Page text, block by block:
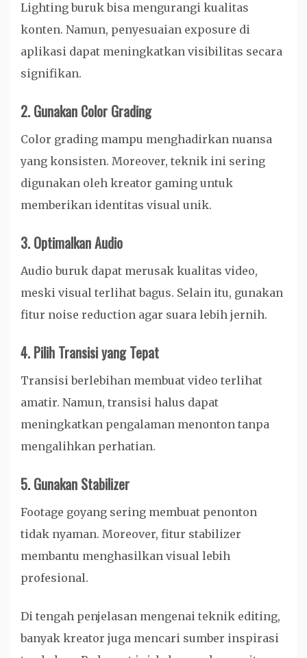
Lighting buruk bisa mengurangi kualitas
konten. Namun, penyesuaian exposure di
aplikasi dapat meningkatkan visibilitas secara
signifikan.
2. Gunakan Color Grading
Color grading mampu menghadirkan nuansa
yang konsisten. Moreover, teknik ini sering
digunakan oleh kreator gaming untuk
memberikan identitas visual unik.
3. Optimalkan Audio
Audio buruk dapat merusak kualitas video,
meski visual terlihat bagus. Selain itu, gunakan
fitur noise reduction agar suara lebih jernih.
4. Pilih Transisi yang Tepat
Transisi berlebihan membuat video terlihat
amatir. Namun, transisi halus dapat
meningkatkan pengalaman menonton tanpa
mengalihkan perhatian.
5. Gunakan Stabilizer
Footage goyang sering membuat penonton
tidak nyaman. Moreover, fitur stabilizer
membantu menghasilkan visual lebih
profesional.
Di tengah penjelasan mengenai teknik editing,
banyak kreator juga mencari sumber inspirasi